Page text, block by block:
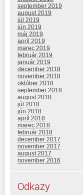
september 2019
august 2019
júl 2019
jún 2019
máj 2019
apríl 2019
marec 2019
február 2019
január 2019
december 2018
november 2018
október 2018
september 2018
august 2018
júl 2018
jún 2018
apríl 2018
marec 2018
február 2018
december 2017
november 2017
august 2017
november 2016
Odkazy